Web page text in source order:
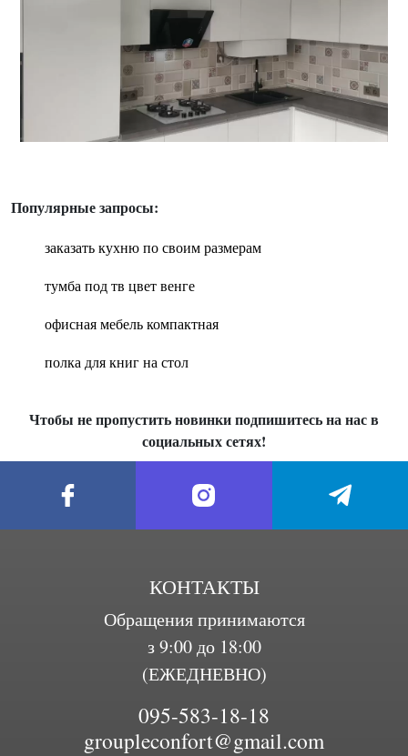
Популярные запросы:
заказать кухню по своим размерам
тумба под тв цвет венге
офисная мебель компактная
полка для книг на стол
Чтобы не пропустить новинки подпишитесь на нас в
социальных сетях!
КОНТАКТЫ
Обращения принимаются
з 9:00 до 18:00
(ЕЖЕДНЕВНО)
095-583-18-18
groupleconfort@gmail.com